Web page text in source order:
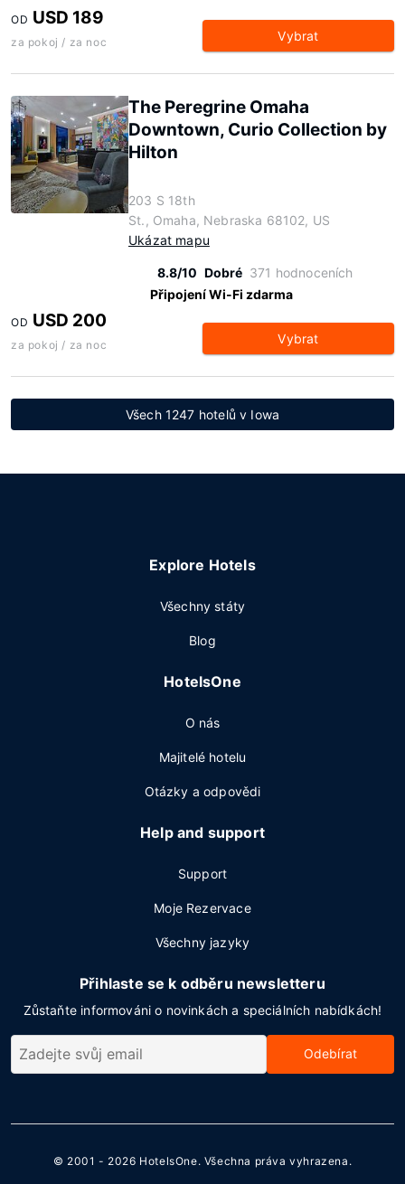
OD USD 189
za pokoj / za noc Vybrat
The Peregrine Omaha
Downtown, Curio Collection by
Hilton
203 S 18th
St., Omaha, Nebraska 68102, US
Ukázat mapu
8.8/10 Dobré 371 hodnoceních
Připojení Wi-Fi zdarma
OD USD 200
za pokoj / za noc Vybrat
Všech 1247 hotelů v Iowa
Explore Hotels
Všechny státy
Blog
HotelsOne
O nás
Majitelé hotelu
Otázky a odpovědi
Help and support
Support
Moje Rezervace
Všechny jazyky
Přihlaste se k odběru newsletteru
Zůstaňte informováni o novinkách a speciálních nabídkách!
Odebírat
© 2001 - 2026 HotelsOne. Všechna práva vyhrazena.